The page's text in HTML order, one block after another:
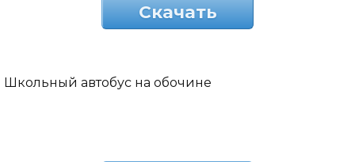
Скачать
Школьный автобус на обочине